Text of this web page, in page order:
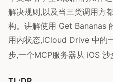
解决规则,以及当三类调用方
构。讲解使用 Get Bananas
用内状态,iCloud Drive 中的
步,一个MCP服务器从 iOS 沙